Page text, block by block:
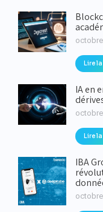
Lire
IA en
Lire
IBA